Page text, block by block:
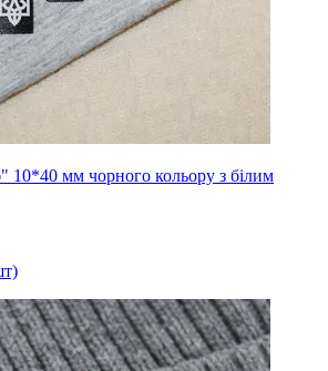
10*40 мм чорного кольору з білим